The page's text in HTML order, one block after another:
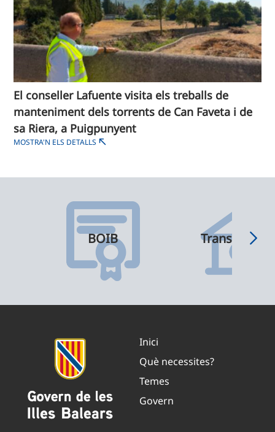
El conseller Lafuente visita els treballs de
manteniment dels torrents de Can Faveta i de
sa Riera, a Puigpunyent
MOSTRA'N ELS DETALLS
BOIB
Inici
Què necessites?
Temes
Govern